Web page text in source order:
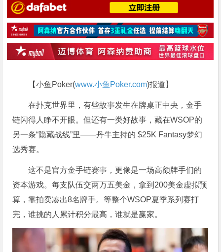
【小鱼Poker(www.小鱼Poker.com)报道】
在扑克世界里，有些故事发生在牌桌正中央，金手
链闪得人睁不开眼。但还有一类好故事，藏在WSOP的
另一条“隐藏战线”里——丹牛主持的 $25K Fantasy梦幻
选秀赛。
这不是官方金手链赛事，更像是一场高额牌手们的
资本游戏。每支队伍交两万五美金，拿到200美金虚拟预
算，靠拍卖凑出8名牌手。等整个WSOP夏季系列赛打
完，谁挑的人累计积分最高，谁就是赢家。